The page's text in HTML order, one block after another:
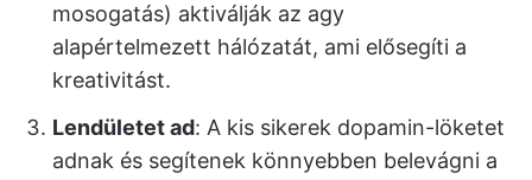
mosogatás) aktiválják az agy
alapértelmezett hálózatát, ami elősegíti a
kreativitást.
Lendületet ad: A kis sikerek dopamin-löketet
adnak és segítenek könnyebben belevágni a